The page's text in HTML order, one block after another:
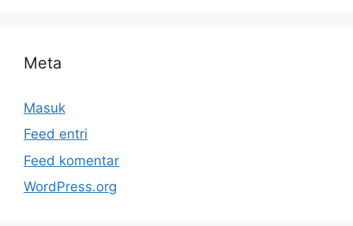
Meta
Masuk
Feed entri
Feed komentar
WordPress.org